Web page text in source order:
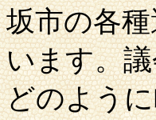
坂市の各
います。
どのよう